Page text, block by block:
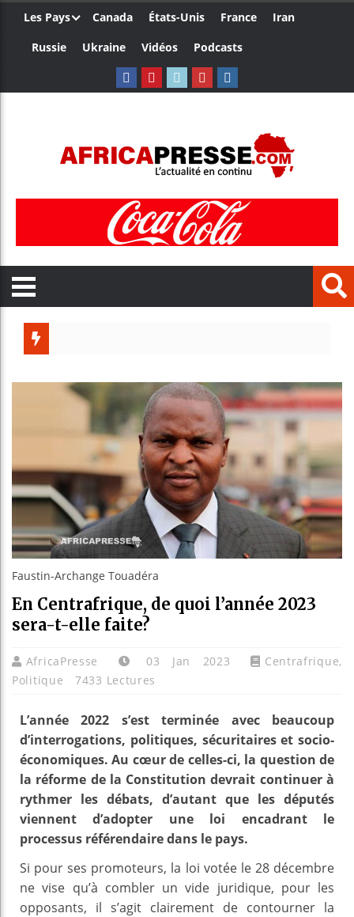
Les Pays Canada États-Unis France
Iran
Russie
Ukraine Vidéos Podcasts
Canada
Faustin-Archange Touadéra
En Centrafrique, de quoi l’année 2023
sera-t-elle faite?
AfricaPresse 03 Jan 2023 Centrafrique,
Politique
7433 Lectures
L’année 2022 s’est terminée avec beaucoup
d’interrogations, politiques, sécuritaires et socio-
économiques. Au cœur de celles-ci, la question de
la réforme de la Constitution devrait continuer à
rythmer les débats, d’autant que les députés
viennent d’adopter une loi encadrant le
processus référendaire dans le pays.
Si pour ses promoteurs, la loi votée le 28 décembre
ne vise qu’à combler un vide juridique, pour les
opposants, il s’agit clairement de contourner la